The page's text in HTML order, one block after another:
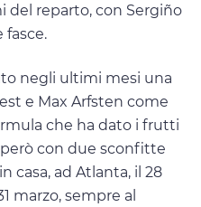
del reparto, con Sergiño
fasce.
negli ultimi mesi una
e Max Arfsten come
che ha dato i frutti
con due sconfitte
casa, ad Atlanta, il 28
marzo, sempre al